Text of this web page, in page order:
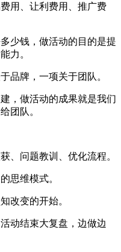
用、让利费用、推广费
少钱，做活动的目的是提
力。
品牌，一项关于团队。
，做活动的成果就是我们
团队。
、问题教训、优化流程。
思维模式。
改变的开始。
动结束大复盘，边做边